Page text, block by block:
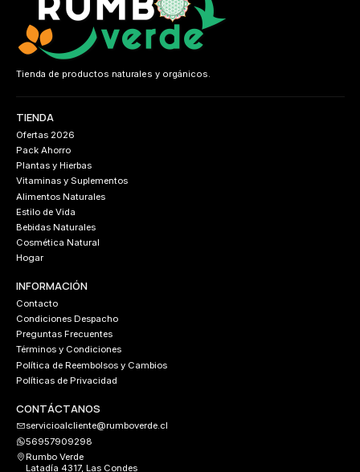
Tienda de productos naturales y orgánicos.
TIENDA
Ofertas 2026
Pack Ahorro
Plantas y Hierbas
Vitaminas y Suplementos
Alimentos Naturales
Estilo de Vida
Bebidas Naturales
Cosmética Natural
Hogar
INFORMACIÓN
Contacto
Condiciones Despacho
Preguntas Frecuentes
Términos y Condiciones
Política de Reembolsos y Cambios
Políticas de Privacidad
CONTÁCTANOS
servicioalcliente@rumboverde.cl
56957909298
Rumbo Verde
Latadía 4317, Las Condes